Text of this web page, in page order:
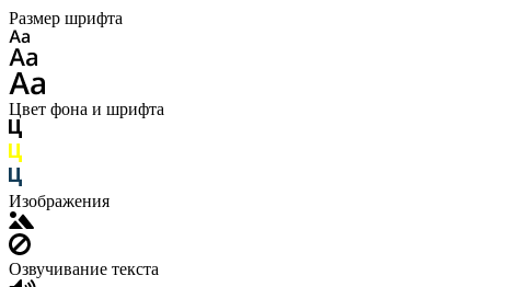
Размер шрифта
Цвет фона и шрифта
Изображения
Озвучивание текста